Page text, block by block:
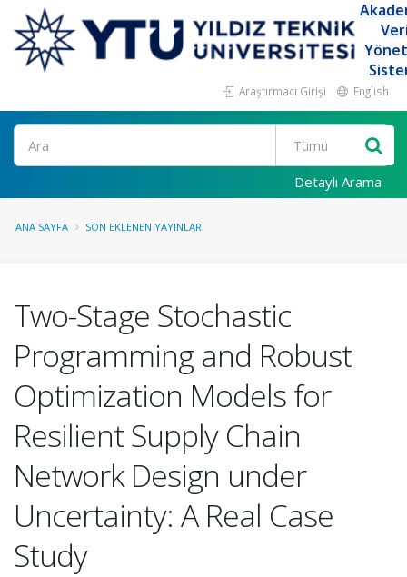
Araştırmacı Girişi English
Ara
Detaylı Arama
ANA SAYFA SON EKLENEN YAYINLAR
Two-Stage Stochastic
Programming and Robust
Optimization Models for
Resilient Supply Chain
Network Design under
Uncertainty: A Real Case
Study